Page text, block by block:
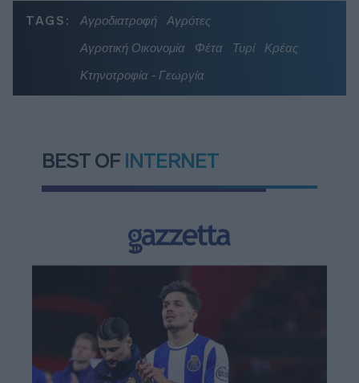
TAGS: Αγροδιατροφή
Αγρότες
Αγροτική Οικονομία
Φέτα Τυρί
Κρέας
Κτηνοτροφία - Γεωργία
BEST OF INTERNET